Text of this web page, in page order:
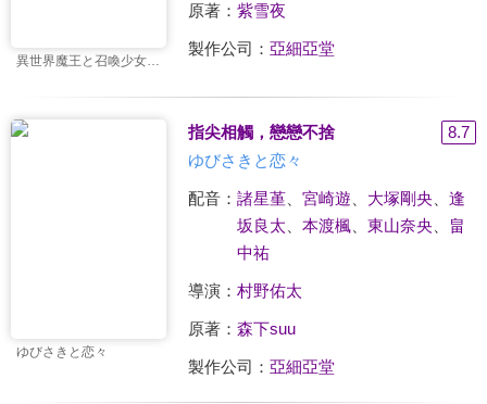
異世界魔王と召喚少女の奴隷魔術
原著： 紫雪夜
製作公司： 亞細亞堂
ゆびさきと恋々
指尖相觸，戀戀不捨
8.7
ゆびさきと恋々
配音： 諸星堇、 宮崎遊 大塚剛央、 逢
坂良太
本渡楓、 東山奈央、
畠
中祐
導演： 村野佑太
原著： 森下suu
製作公司： 亞細亞堂